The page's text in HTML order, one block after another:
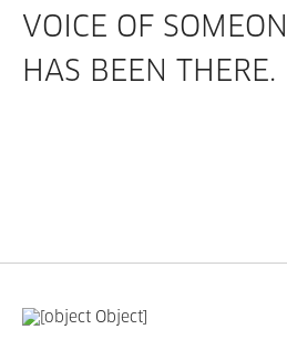
VOICE OF
HAS BEEN THERE.